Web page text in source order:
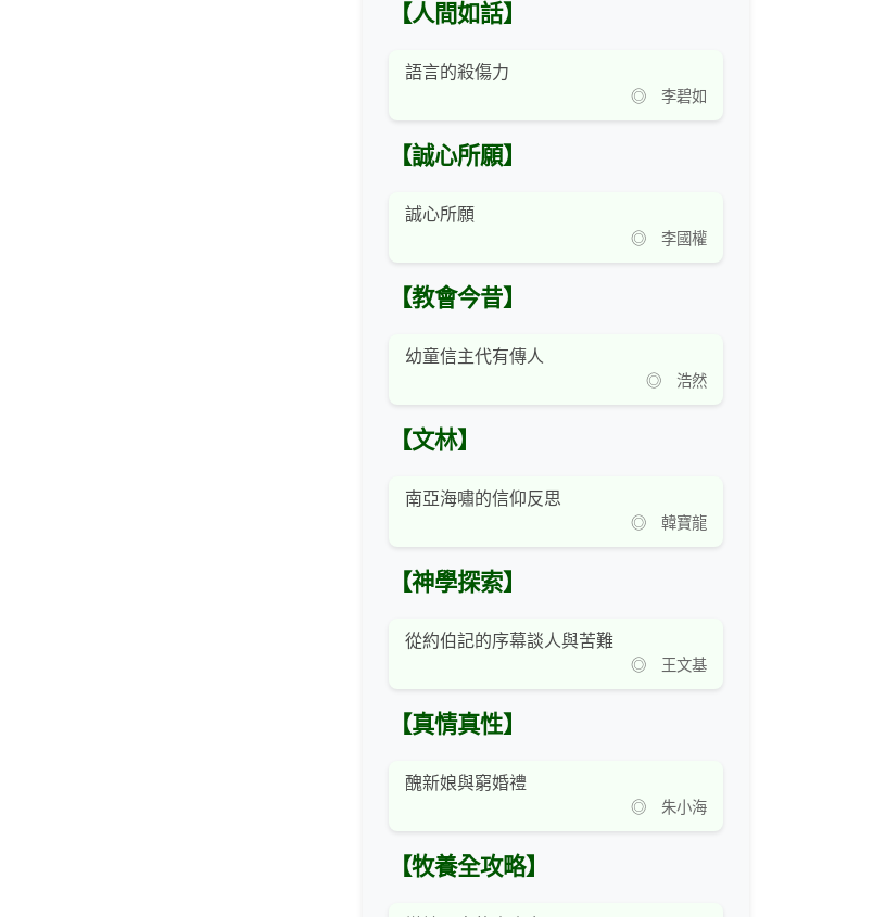
【人間如話】
語言的殺傷力
◎ 李碧如
【誠心所願】
誠心所願
◎ 李國權
【教會今昔】
幼童信主代有傳人
◎ 浩然
【文林】
南亞海嘯的信仰反思
◎ 韓寶龍
【神學探索】
從約伯記的序幕談人與苦難
◎ 王文基
【真情真性】
醜新娘與窮婚禮
◎ 朱小海
【牧養全攻略】